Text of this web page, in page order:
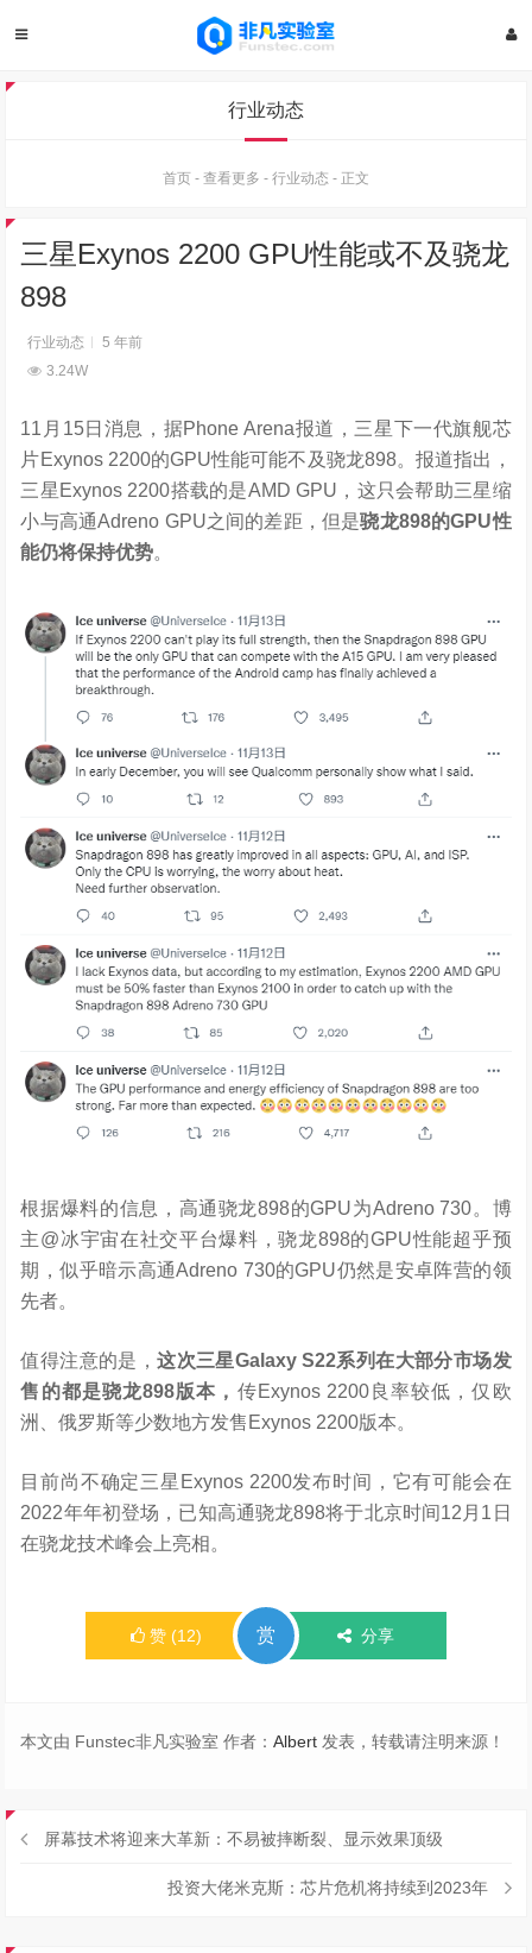
行业动态
首页 - 查看更多 - 行业动态 - 正文
三星Exynos 2200 GPU性能或不及骁龙
898
行业动态
5 年前
3.24W
11月15日消息，据Phone Arena报道，三星下一代旗舰芯
片Exynos 2200的GPU性能可能不及骁龙898。报道指出，
三星Exynos 2200搭载的是AMD GPU，这只会帮助三星缩
小与高通Adreno GPU之间的差距，但是骁龙898的GPU性
能仍将保持优势。
根据爆料的信息，高通骁龙898的GPU为Adreno 730。博
主@冰宇宙在社交平台爆料，骁龙898的GPU性能超乎预
期，似乎暗示高通Adreno 730的GPU仍然是安卓阵营的领
先者。
值得注意的是，这次三星Galaxy S22系列在大部分市场发
售的都是骁龙898版本， 传Exynos 2200良率较低，仅欧
洲、俄罗斯等少数地方发售Exynos 2200版本。
目前尚不确定三星Exynos 2200发布时间，它有可能会在
2022年年初登场，已知高通骁龙898将于北京时间12月1日
在骁龙技术峰会上亮相。
赞 (12) 赏 分享
本文由 Funstec非凡实验室 作者：Albert 发表，转载请注明来源！
屏幕技术将迎来大革新：不易被摔断裂、显示效果顶级
投资大佬米克斯：芯片危机将持续到2023年